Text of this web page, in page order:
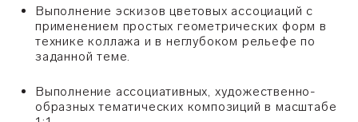
Выполнение эскизов цветовых ассоциаций с
применением простых геометрических форм в
технике коллажа и в неглубоком рельефе по
заданной теме.
Выполнение ассоциативных, художественно-
образных тематических композиций в масштабе